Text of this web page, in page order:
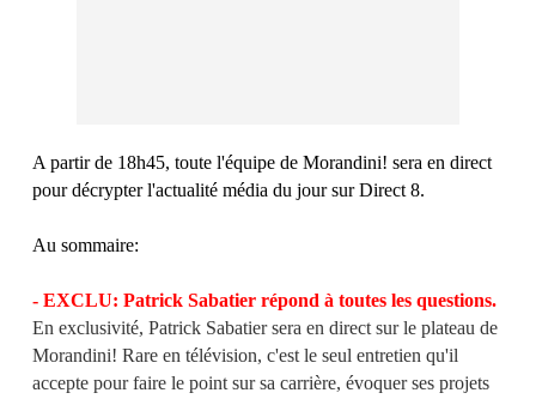
A partir de 18h45, toute l'équipe de Morandini! sera en direct
pour décrypter l'actualité média du jour sur Direct 8.
Au sommaire:
- EXCLU: Patrick Sabatier répond à toutes les questions.
En exclusivité, Patrick Sabatier sera en direct sur le plateau de
Morandini! Rare en télévision, c'est le seul entretien qu'il
accepte pour faire le point sur sa carrière, évoquer ses projets